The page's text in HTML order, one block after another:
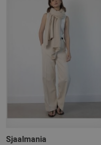
Sjaalmania